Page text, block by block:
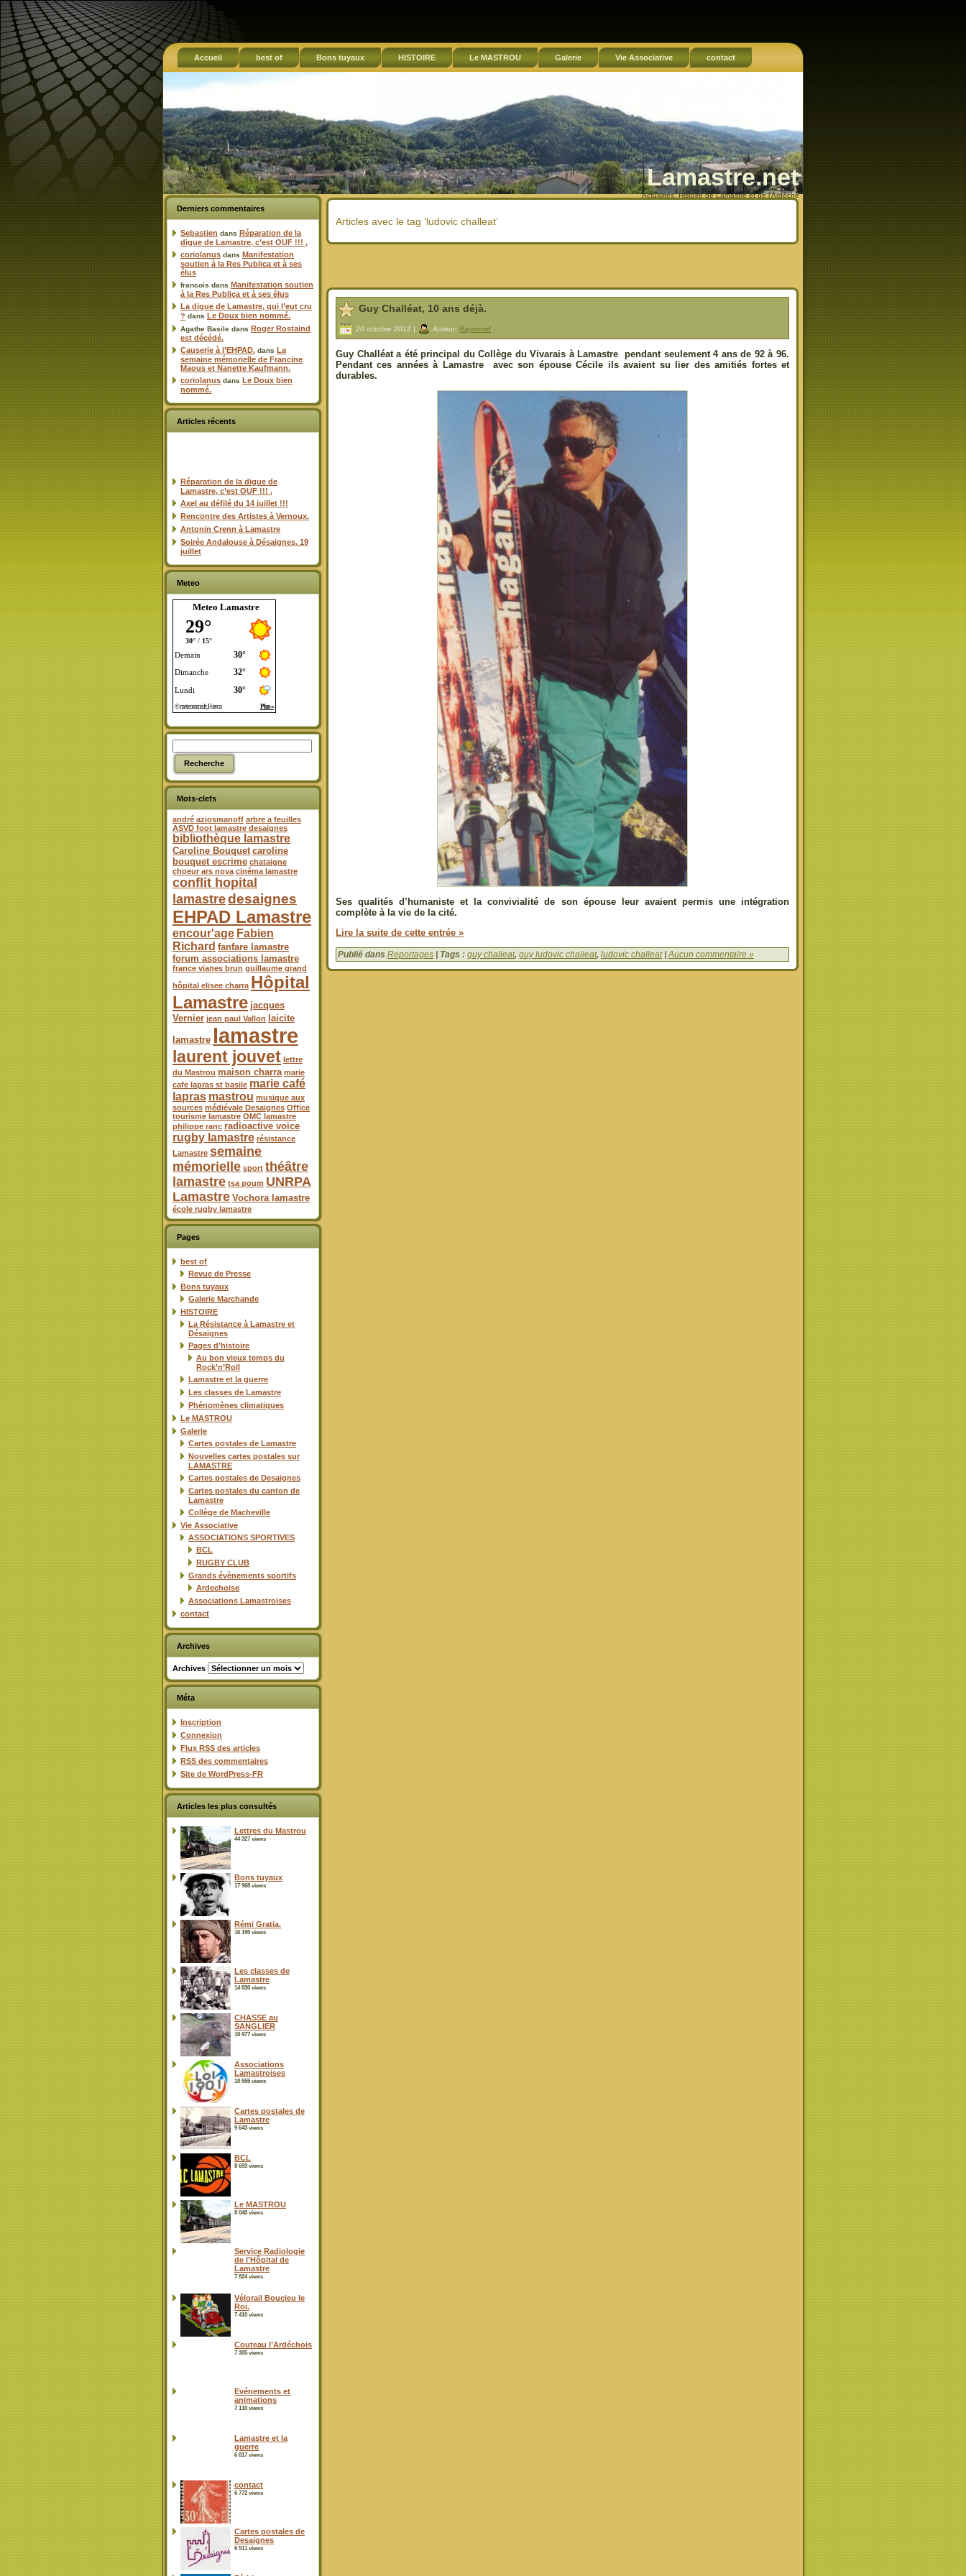
Accueil best of Bons tuyaux HISTOIRE Le MASTROU Galerie Vie Associative contact
Lamastre.net
Actualités, Histoire de Lamastre et de l'Ardèche
Derniers commentaires
Sebastien dans Réparation de la
digue de Lamastre, c’est OUF !!! ,
coriolanus dans Manifestation
soutien à la Res Publica et à ses
élus
francois dans Manifestation soutien
à la Res Publica et à ses élus
La digue de Lamastre, qui l’eut cru
? dans Le Doux bien nommé.
Agathe Basile dans Roger Rostaind
est décédé.
Causerie à l’EHPAD. dans La
semaine mémorielle de Francine
Maous et Nanette Kaufmann.
coriolanus dans Le Doux bien
nommé.
Articles récents
Réparation de la digue de
Lamastre, c’est OUF !!! ,
Axel au défilé du 14 juillet !!!
Rencontre des Artistes à Vernoux.
Antonin Crenn à Lamastre
Soirée Andalouse à Désaignes. 19
juillet
Meteo
Meteo Lamastre
Mots-clefs
andré aziosmanoff arbre a feuilles
ASVD foot lamastre desaignes
bibliothèque lamastre
Caroline Bouquet caroline
bouquet escrime chataigne
choeur ars nova cinéma lamastre
conflit hopital
lamastredesaignes
EHPAD Lamastre
encour'age Fabien
Richard fanfare lamastre
forum associations lamastre
france vianes brun guillaume grand
hôpital elisee charra Hôpital
Lamastre jacques
Vernier jean paul Vallon
laicite
lamastre lamastre
laurent jouvet lettre
du Mastrou maison charra marie
cafe lapras st basile marie café
lapras mastrou musique aux
sources médiévale Desaignes Office
tourisme lamastre OMC lamastre
philippe ranc radioactive voice
rugby lamastre résistance
Lamastre semaine
mémorielle sport théâtre
lamastre tsa poum UNRPA
Lamastre Vochora lamastre
école rugby lamastre
Pages
best of
Revue de Presse
Bons tuyaux
Galerie Marchande
HISTOIRE
La Résistance à Lamastre et
Désaignes
Pages d’histoire
Au bon vieux temps du
Rock’n’Roll
Lamastre et la guerre
Les classes de Lamastre
Phénomènes climatiques
Le MASTROU
Galerie
Cartes postales de Lamastre
Nouvelles cartes postales sur
LAMASTRE
Cartes postales de Desaignes
Cartes postales du canton de
Lamastre
Collège de Macheville
Vie Associative
ASSOCIATIONS SPORTIVES
BCL
RUGBY CLUB
Grands évènements sportifs
Ardechoise
Associations Lamastroises
contact
Archives
Archives
Méta
Inscription
Connexion
Flux RSS des articles
RSS des commentaires
Site de WordPress-FR
Articles les plus consultés
Lettres du Mastrou
44 327 views
Bons tuyaux
17 968 views
Rémi Gratia.
16 195 views
Les classes de
Lamastre
14 830 views
CHASSE au
SANGLIER
10 977 views
Associations
Lamastroises
10 555 views
Cartes postales de
Lamastre
9 643 views
BCL
8 693 views
Le MASTROU
8 040 views
Service Radiologie
de l’Hôpital de
Lamastre
7 824 views
Vélorail Boucieu le
Roi.
7 410 views
Couteau l’Ardéchois
7 305 views
Evénements et
animations
7 110 views
Lamastre et la
guerre
6 817 views
contact
6 772 views
Cartes postales de
Desaignes
6 511 views
Articles avec le tag ‘ludovic challeat’
Guy Challéat, 10 ans déjà.
20 octobre 2012 | Auteur: Raymond
Guy Challéat a été principal du Collège du Vivarais à Lamastre pendant seulement 4 ans de 92 à 96.
Pendant ces années à Lamastre avec son épouse Cécile ils avaient su lier des amitiés fortes et
durables.
Ses qualités d’humaniste et la convivialité de son épouse leur avaient permis une intégration
complète à la vie de la cité.
Lire la suite de cette entrée »
Publié dans Reportages | Tags : guy challeat, guy ludovic challeat, ludovic challeat|Aucun commentaire »